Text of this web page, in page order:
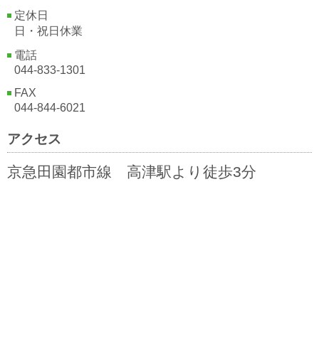
定休日
日・祝日休業
電話
044-833-1301
FAX
044-844-6021
アクセス
京急田園都市線 高津駅より徒歩3分